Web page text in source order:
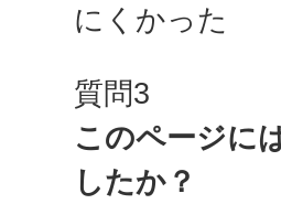
にくかった
質問3
このページに
したか？